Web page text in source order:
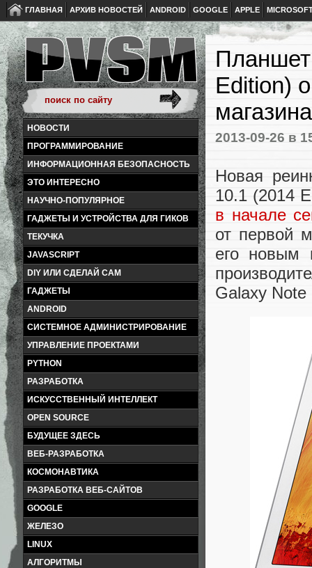
ГЛАВНАЯ АРХИВ НОВОСТЕЙ ANDROID GOOGLE APPLE
НОВОСТИ
ПРОГРАММИРОВАНИЕ
ИНФОРМАЦИОННАЯ БЕЗОПАСНОСТЬ
ЭТО ИНТЕРЕСНО
НАУЧНО-ПОПУЛЯРНОЕ
ГАДЖЕТЫ И УСТРОЙСТВА ДЛЯ ГИКОВ
ТЕКУЧКА
JAVASCRIPT
DIY ИЛИ СДЕЛАЙ САМ
ГАДЖЕТЫ
ANDROID
СИСТЕМНОЕ АДМИНИСТРИРОВАНИЕ
УПРАВЛЕНИЕ ПРОЕКТАМИ
PYTHON
РАЗРАБОТКА
ИСКУССТВЕННЫЙ ИНТЕЛЛЕКТ
OPEN SOURCE
БУДУЩЕЕ ЗДЕСЬ
ВЕБ-РАЗРАБОТКА
КОСМОНАВТИКА
РАЗРАБОТКА ВЕБ-САЙТОВ
GOOGLE
ЖЕЛЕЗО
LINUX
АЛГОРИТМЫ
Edition)
2013-09-26 в
Новая
10.1 (2014
в начале
от первой
его новым
Galaxy Note